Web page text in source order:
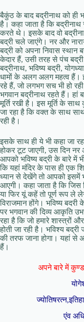
बैकुंठ के बाद बद्रीनाथ को ही
है। कहा जाता है कि
करते थे। इसके बाद वो
बद्री चले जाएंगे। नर और
बद्री को अपना निवास
केदार हैं, उसी तरह से पंच
बद्रीनाथ, भविष्य बद्री,
धामों के अलग अलग महत्व हैं।
रहे हैं, जो लगभग सच भी हो
भगवान बद्रीनाथ रहते हैं। हां
मूर्ति रखी है। इस मूर्ति के
जा रहा है कि वक्त के साथ
रही है।
इसके साथ ही ये भी कहा जा
होकर टूट जाएगी, उस दिन नर
आपको भविष्य बद्री के बारे में
कि यहां मंदिर के पास ही एक
ध्यान से देखेंगे तो आपको इसमें
आएगी। कहा जाता है कि
या फिर यूं कहें तो पूर्ण रूप ले
विराजमान होंगे। भविष्य
पर भगवान की दिव्य आकृति
रहा है कि जो हमारे शास्त्रों
होती जा रही है। भविश्य
की तरफ जाना होगा। यहां से
हैं।
अपने बारे में
एंव